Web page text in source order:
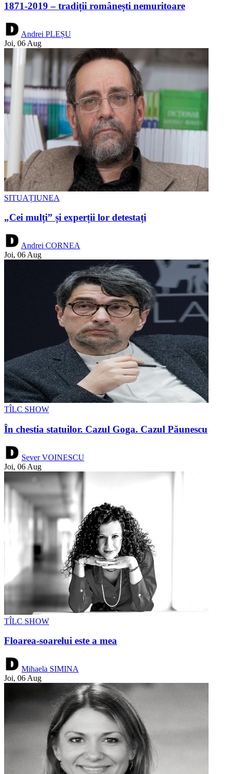
1871-2019 – tradiții românești nemuritoare
Andrei PLEȘU
Joi, 06 Aug
SITUAȚIUNEA
„Cei mulți” și experții lor detestați
Andrei CORNEA
Joi, 06 Aug
TÎLC SHOW
În chestia statuilor. Cazul Goga. Cazul Păunescu
Sever VOINESCU
Joi, 06 Aug
TÎLC SHOW
Floarea-soarelui este a mea
Mihaela SIMINA
Joi, 06 Aug